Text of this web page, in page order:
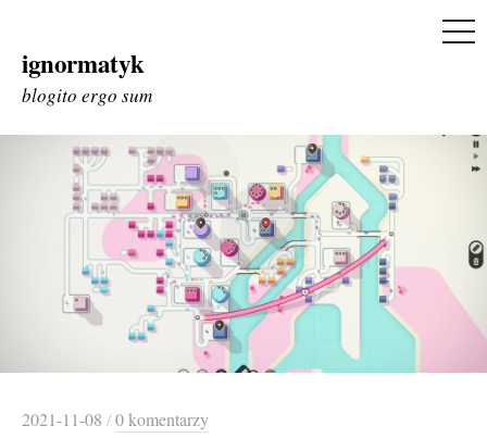
Skip
to
ignormatyk
blogito ergo sum
2021-11-08 /0 komentarzy